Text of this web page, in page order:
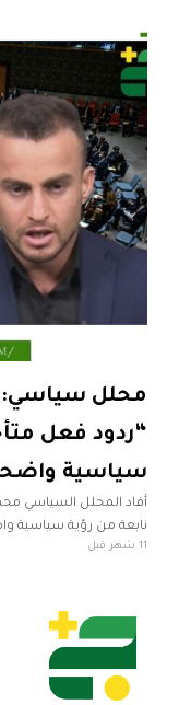
محلل سياسي:
“ردود فعل
سياسية
أفاد المحلل السياسي
نابعة من رؤية سياسية
الأمنية. وفي تصريحات
11 شهر قبل